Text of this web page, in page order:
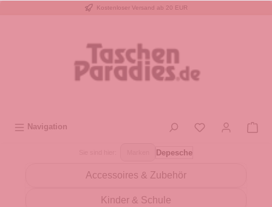
Kostenloser Versand ab 20 EUR
Navigation
Depesche
Accessoires & Zubehör
Kinder & Schule